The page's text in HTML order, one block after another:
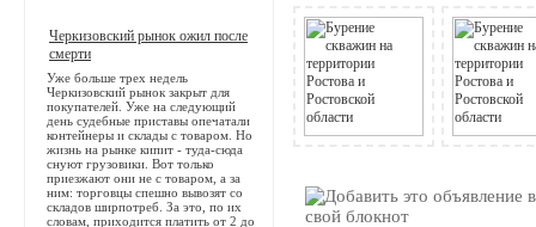
Черкизовский рынок ожил после
смерти
Уже больше трех недель
Черкизовский рынок закрыт для
покупателей. Уже на следующий
день судебные приставы опечатали
контейнеры и склады с товаром. Но
жизнь на рынке кипит - туда-сюда
снуют грузовики. Вот только
приезжают они не с товаром, а за
ним: торговцы спешно вывозят со
складов ширпотреб. За это, по их
словам, приходится платить от 2 до